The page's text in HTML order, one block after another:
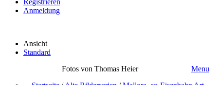
Anmeldung
Ansicht
Standard
Fotos von Thomas Heier
Menu